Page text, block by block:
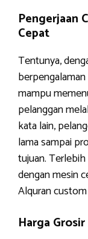
Pengerjaan
Cepat
Tentunya,
mampu
pelanggan
kata lain,
lama sampai
tujuan.
dengan mesin
Alquran
Harga